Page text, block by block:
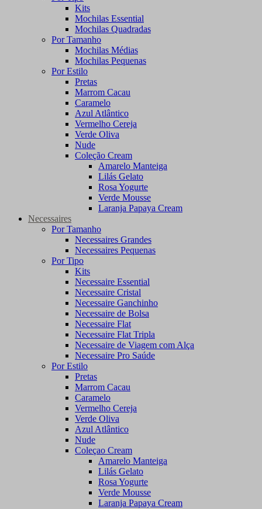
Kits
Mochilas Essential
Mochilas Quadradas
Por Tamanho
Mochilas Médias
Mochilas Pequenas
Por Estilo
Pretas
Marrom Cacau
Caramelo
Azul Atlântico
Vermelho Cereja
Verde Oliva
Nude
Coleção Cream
Amarelo Manteiga
Lilás Gelato
Rosa Yogurte
Verde Mousse
Laranja Papaya Cream
Necessaires
Por Tamanho
Necessaires Grandes
Necessaires Pequenas
Por Tipo
Kits
Necessaire Essential
Necessaire Cristal
Necessaire Ganchinho
Necessaire de Bolsa
Necessaire Flat
Necessaire Flat Tripla
Necessaire de Viagem com Alça
Necessaire Pro Saúde
Por Estilo
Pretas
Marrom Cacau
Caramelo
Vermelho Cereja
Verde Oliva
Azul Atlântico
Nude
Coleçao Cream
Amarelo Manteiga
Lilás Gelato
Rosa Yogurte
Verde Mousse
Laranja Papaya Cream